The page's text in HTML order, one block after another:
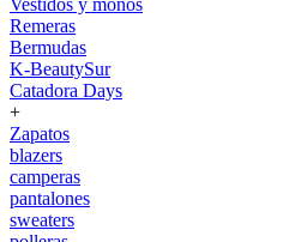
Vestidos y monos
Remeras
Bermudas
K-BeautySur
Catadora Days
+
Zapatos
blazers
camperas
pantalones
sweaters